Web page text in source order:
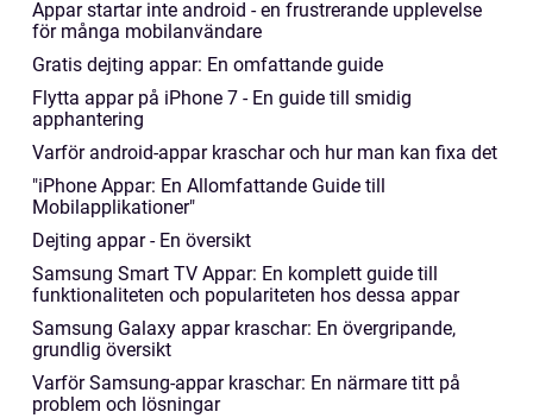
Appar startar inte android - en frustrerande upplevelse
för många mobilanvändare
Gratis dejting appar: En omfattande guide
Flytta appar på iPhone 7 - En guide till smidig
apphantering
Varför android-appar kraschar och hur man kan fixa det
"iPhone Appar: En Allomfattande Guide till
Mobilapplikationer"
Dejting appar - En översikt
Samsung Smart TV Appar: En komplett guide till
funktionaliteten och populariteten hos dessa appar
Samsung Galaxy appar kraschar: En övergripande,
grundlig översikt
Varför Samsung-appar kraschar: En närmare titt på
problem och lösningar